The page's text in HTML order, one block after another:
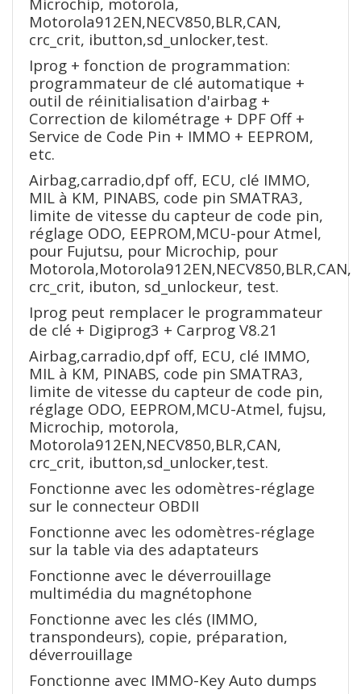
Motorola912EN,NECV850,BLR,CAN,
crc_crit, ibutton,sd_unlocker,test.
Iprog + fonction de programmation:
programmateur de clé automatique +
outil de réinitialisation d'airbag +
Correction de kilométrage + DPF Off +
Service de Code Pin + IMMO + EEPROM,
etc.
Airbag,carradio,dpf off, ECU, clé IMMO,
MIL à KM, PINABS, code pin SMATRA3,
limite de vitesse du capteur de code pin,
réglage ODO, EEPROM,MCU-pour Atmel,
pour Fujutsu, pour Microchip, pour
Motorola,Motorola912EN,NECV850,BLR,CAN,
crc_crit, ibuton, sd_unlockeur, test.
Iprog peut remplacer le programmateur
de clé + Digiprog3 + Carprog V8.21
Airbag,carradio,dpf off, ECU, clé IMMO,
MIL à KM, PINABS, code pin SMATRA3,
limite de vitesse du capteur de code pin,
réglage ODO, EEPROM,MCU-Atmel, fujsu,
Microchip, motorola,
Motorola912EN,NECV850,BLR,CAN,
crc_crit, ibutton,sd_unlocker,test.
Fonctionne avec les odomètres-réglage
sur le connecteur OBDII
Fonctionne avec les odomètres-réglage
sur la table via des adaptateurs
Fonctionne avec le déverrouillage
multimédia du magnétophone
Fonctionne avec les clés (IMMO,
transpondeurs), copie, préparation,
déverrouillage
Fonctionne avec IMMO-Key Auto dumps